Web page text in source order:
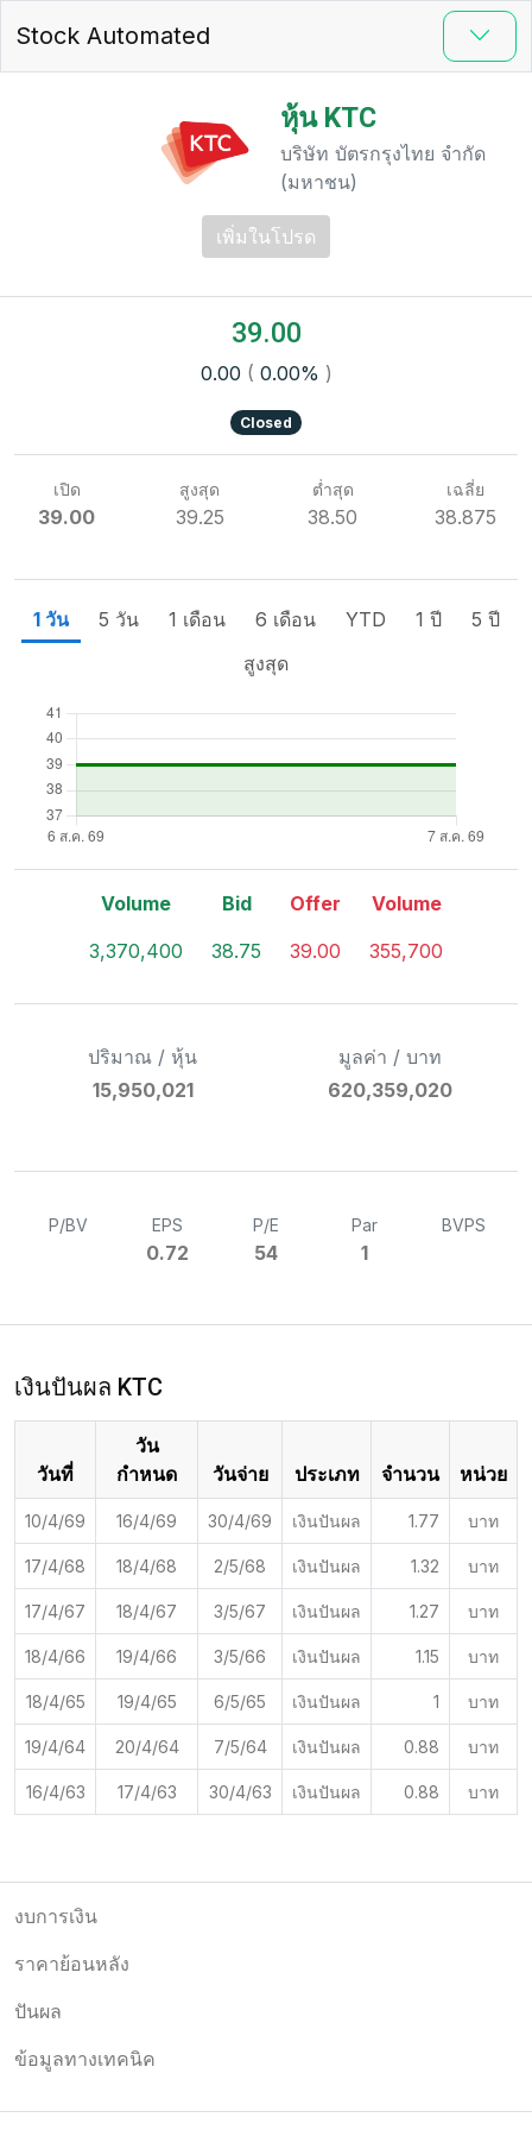
Stock Automated
หุ้น KTC
บริษัท บัตรกรุงไทย จำกัด
(มหาชน)
เพิ่มในโปรด
39.00
0.00 ( 0.00% )
Closed
เปิด
39.00
สูงสุด
39.25
ต่ำสุด
38.50
เฉลี่ย
38.875
1 วัน 5 วัน 1 เดือน 6 เดือน YTD 1 ปี
5 ปี
สูงสุด
Volume
3,370,400
Bid
38.75
Offer
39.00
Volume
355,700
ปริมาณ / หุ้น
15,950,021
มูลค่า / บาท
620,359,020
P/BV EPS
0.72
P/E
54
Par
1
BVPS
เงินปันผล KTC
วันที่
วัน
กำหนด
วันจ่าย ประเภท จำนวน หน่วย
10/4/69 16/4/69 30/4/69 เงินปันผล 1.77 บาท
17/4/68 18/4/68 2/5/68 เงินปันผล 1.32 บาท
17/4/67 18/4/67 3/5/67 เงินปันผล 1.27 บาท
18/4/66 19/4/66 3/5/66 เงินปันผล 1.15 บาท
18/4/65 19/4/65 6/5/65 เงินปันผล 1 บาท
19/4/64 20/4/64 7/5/64 เงินปันผล 0.88 บาท
16/4/63 17/4/63 30/4/63 เงินปันผล 0.88 บาท
งบการเงิน
ราคาย้อนหลัง
ปันผล
ข้อมูลทางเทคนิค